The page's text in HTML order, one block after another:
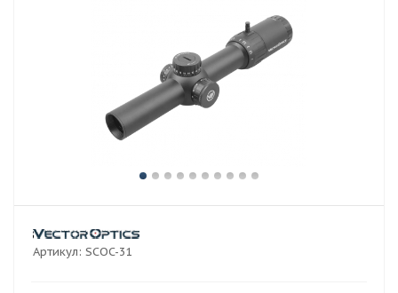
Артикул: SCOC-31